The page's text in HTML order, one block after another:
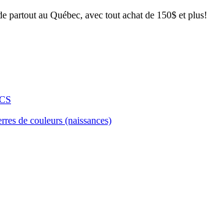
partout au Québec, avec tout achat de 150$ et plus!
de couleurs (naissances)